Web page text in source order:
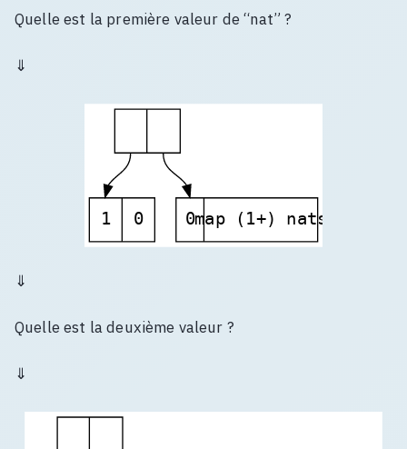
Quelle est la première valeur de “nat” ?
⇓
1 0 0map (1+) nats
⇓
Quelle est la deuxième valeur ?
⇓